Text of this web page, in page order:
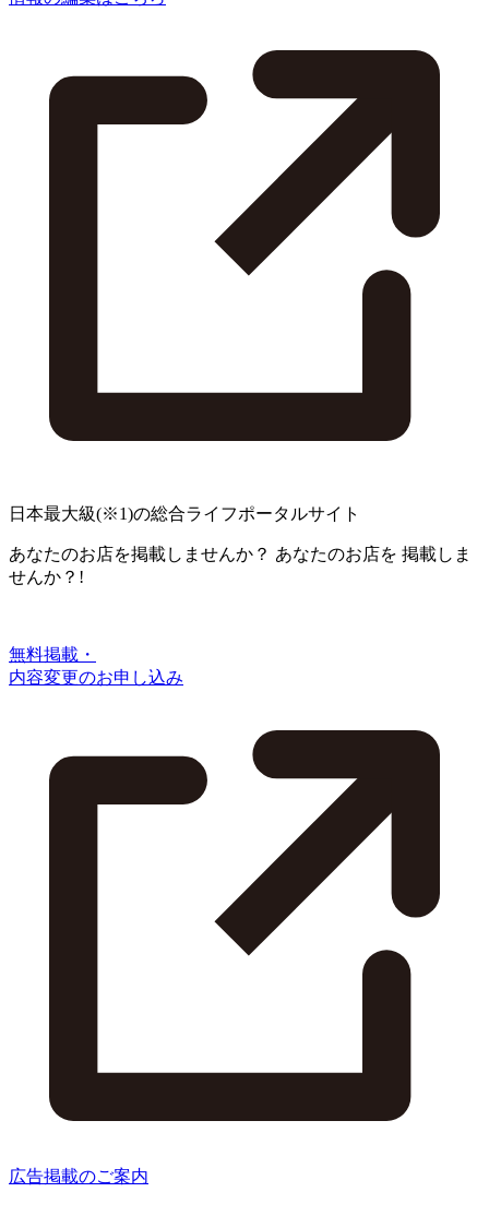
日本最大級(※1)の総合ライフポータルサイト
あなたのお店を掲載しませんか？ あなたのお店を 掲載しま
せんか？!
無料掲載・
内容変更のお申し込み
広告掲載のご案内